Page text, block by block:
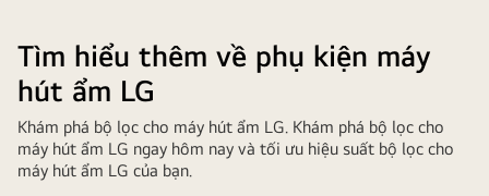
Tìm hiểu thêm về phụ kiện máy
hút ẩm LG
Khám phá bộ lọc cho máy hút ẩm LG. Khám phá bộ lọc cho
máy hút ẩm LG ngay hôm nay và tối ưu hiệu suất bộ lọc cho
máy hút ẩm LG của bạn.